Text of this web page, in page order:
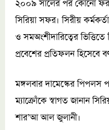
২০০৯ সালের পর কোনো
সিরিয়া সফর। সিরীয়
ও সমঅংশীদারিত্বের ভিত্তিতে
প্রবেশের প্রতিফলন হিসেবে
মঙ্গলবার দামেস্কের পিপলস
ম্যাক্রোঁকে স্বাগত জানান
শার’আ আল জুলানী।